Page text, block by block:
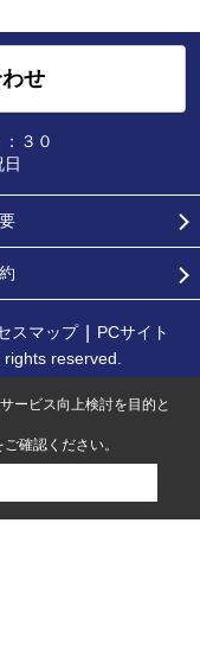
せ
３０
スマップ
PCサイト
reserved.
ービス向上検討を目的と
ご確認ください。